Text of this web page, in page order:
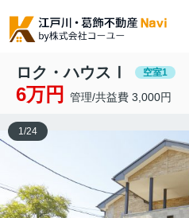
ロク・ハウスⅠ 空室1
6万円 管理/共益費 3,000円
1 /24